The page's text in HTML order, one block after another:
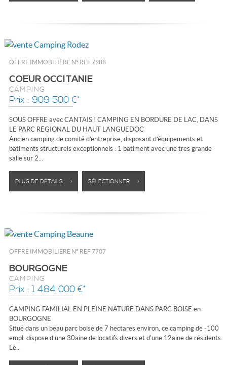
OFFRE IMMOBILIÈRE N° REF 7988
COEUR OCCITANIE
CAMPING
Prix : 909 500 €*
SOUS OFFRE avec CANTAIS ! CAMPING EN BORDURE DE LAC, DANS
LE PARC RÉGIONAL DU HAUT LANGUEDOC
Ancien camping de comité d’entreprise, disposant d’équipements et
bâtiments structurels exceptionnels : 1 bâtiment avec une très grande
salle sur 2...
PLUS DE DÉTAILS > SÉLECTIONNER >
OFFRE IMMOBILIÈRE N° REF 7707
BOURGOGNE
CAMPING
Prix : 1 484 000 €*
CAMPING FAMILIAL EN PLEINE NATURE DANS PARC BOISÉ en
BOURGOGNE
Situé dans un beau parc boisé de 7 hectares environ, ce camping de -100
empl. dispose d'une 30aine de locatifs divers et d'une 12aine de résidents.
Le...